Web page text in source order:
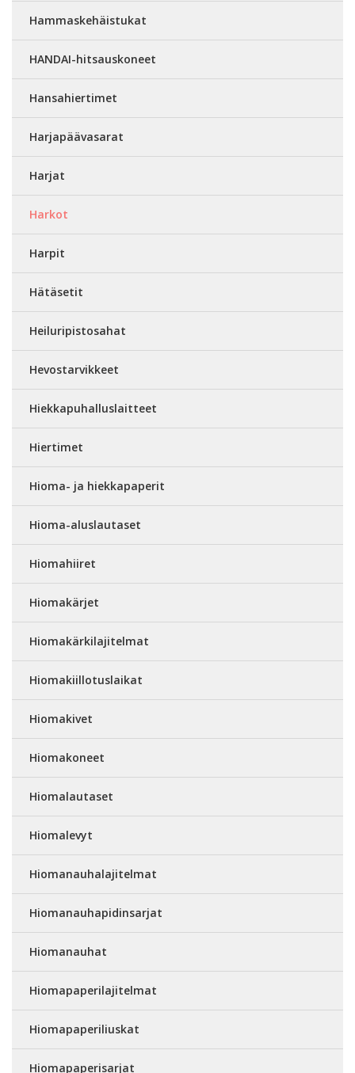
Hammaskehäistukat
HANDAI-hitsauskoneet
Hansahiertimet
Harjapäävasarat
Harjat
Harkot
Harpit
Hätäsetit
Heiluripistosahat
Hevostarvikkeet
Hiekkapuhalluslaitteet
Hiertimet
Hioma- ja hiekkapaperit
Hioma-aluslautaset
Hiomahiiret
Hiomakärjet
Hiomakärkilajitelmat
Hiomakiillotuslaikat
Hiomakivet
Hiomakoneet
Hiomalautaset
Hiomalevyt
Hiomanauhalajitelmat
Hiomanauhapidinsarjat
Hiomanauhat
Hiomapaperilajitelmat
Hiomapaperiliuskat
Hiomapaperisarjat